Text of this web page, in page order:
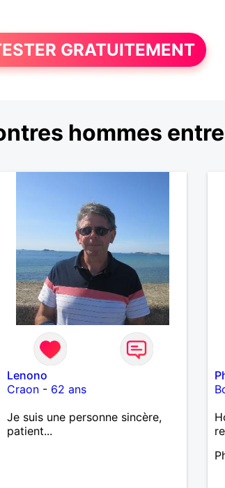
GRATUITEMENT
hommes
Lenono
Craon- 62 ans
Je suis une personne sincère,
patient...